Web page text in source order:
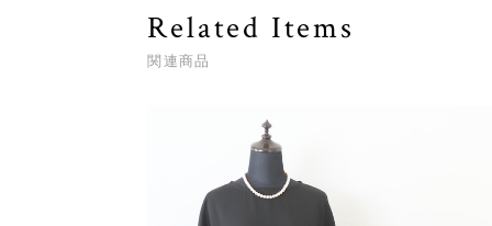
Related Items
関連商品